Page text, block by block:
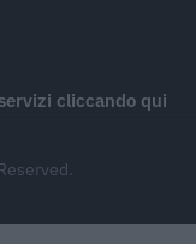
cliccando qui